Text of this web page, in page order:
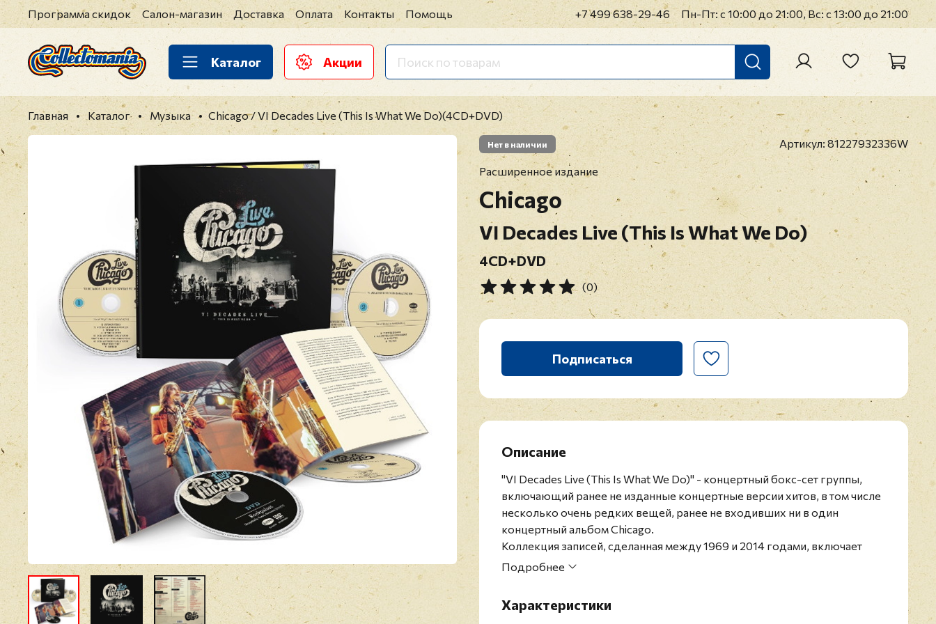
Программа скидок Салон-магазин Доставка Оплата Контакты Помощь +7 499 638-29-46 Пн-Пт: с 10:00 до 21:00, Вс: с 13:00 до 21:00
Каталог Акции
Главная Каталог Музыка Chicago / VI Decades Live (This Is What We Do)(4CD+DVD)
Нет в наличии Артикул: 81227932336W
Расширенное издание
Chicago
VI Decades Live (This Is What We Do)
4CD+DVD
(0)
Подписаться
Описание
"VI Decades Live (This Is What We Do)" - концертный бокс-сет группы,
включающий ранее не изданные концертные версии хитов, в том числе
несколько очень редких вещей, ранее не входивших ни в один
концертный альбом Chicago.
Коллекция записей, сделанная между 1969 и 2014 годами, включает
полное выступление коллектива на фестивале Isle Of Wight в Англии в
музыкального телевизионного шоу Rockpalast в 1977 году. В комплект
Подробнее
Характеристики